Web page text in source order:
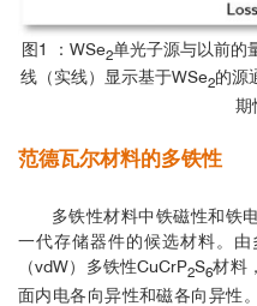
图1 ：WSe2单光子源与以前的
线（实线）显示基于WSe2的源
期
范德瓦尔材料的多铁性
多铁性材料中铁磁性和铁
一代存储器件的候选材料。
（vdW）多铁性CuCrP2S6材料
面内电各向异性和磁各向异性